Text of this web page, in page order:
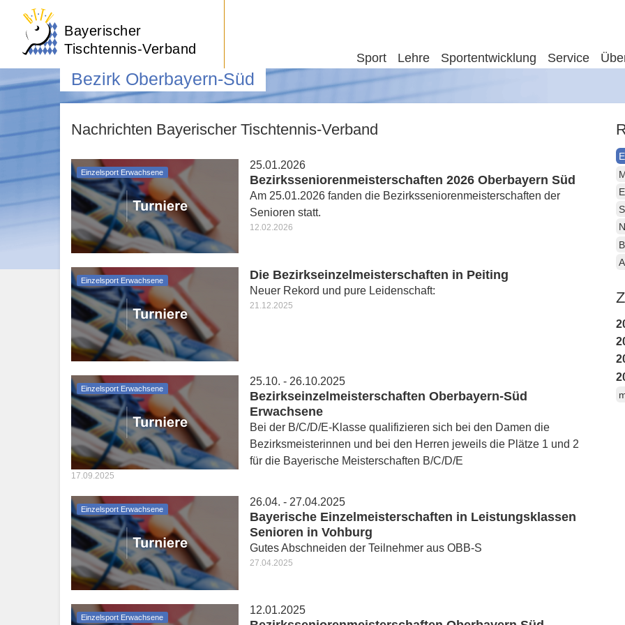
Bayerischer
Tischtennis-Verband
Sport Lehre Sportentwicklung Service
Bezirk Oberbayern-Süd
Nachrichten Bayerischer Tischtennis-Verband
Einzelsport Erwachsene
25.01.2026
Bezirksseniorenmeisterschaften 2026 Oberbayern Süd
Am 25.01.2026 fanden die Bezirksseniorenmeisterschaften der
Senioren statt.
12.02.2026
Einzelsport Erwachsene Die Bezirkseinzelmeisterschaften in Peiting
Neuer Rekord und pure Leidenschaft:
21.12.2025
Einzelsport Erwachsene
25.10. - 26.10.2025
Bezirkseinzelmeisterschaften Oberbayern-Süd
Erwachsene
Bei der B/C/D/E-Klasse qualifizieren sich bei den Damen die
Bezirksmeisterinnen und bei den Herren jeweils die Plätze 1 und 2
für die Bayerische Meisterschaften B/C/D/E
17.09.2025
Einzelsport Erwachsene
26.04. - 27.04.2025
Bayerische Einzelmeisterschaften in Leistungsklassen
Senioren in Vohburg
Gutes Abschneiden der Teilnehmer aus OBB-S
27.04.2025
Einzelsport Erwachsene
12.01.2025